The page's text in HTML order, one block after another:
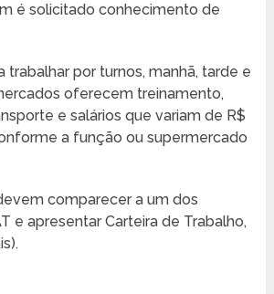
é solicitado conhecimento de
trabalhar por turnos, manhã, tarde e
oferecem treinamento,
e salários que variam de R$
a função ou supermercado
comparecer a um dos
e apresentar Carteira de Trabalho,